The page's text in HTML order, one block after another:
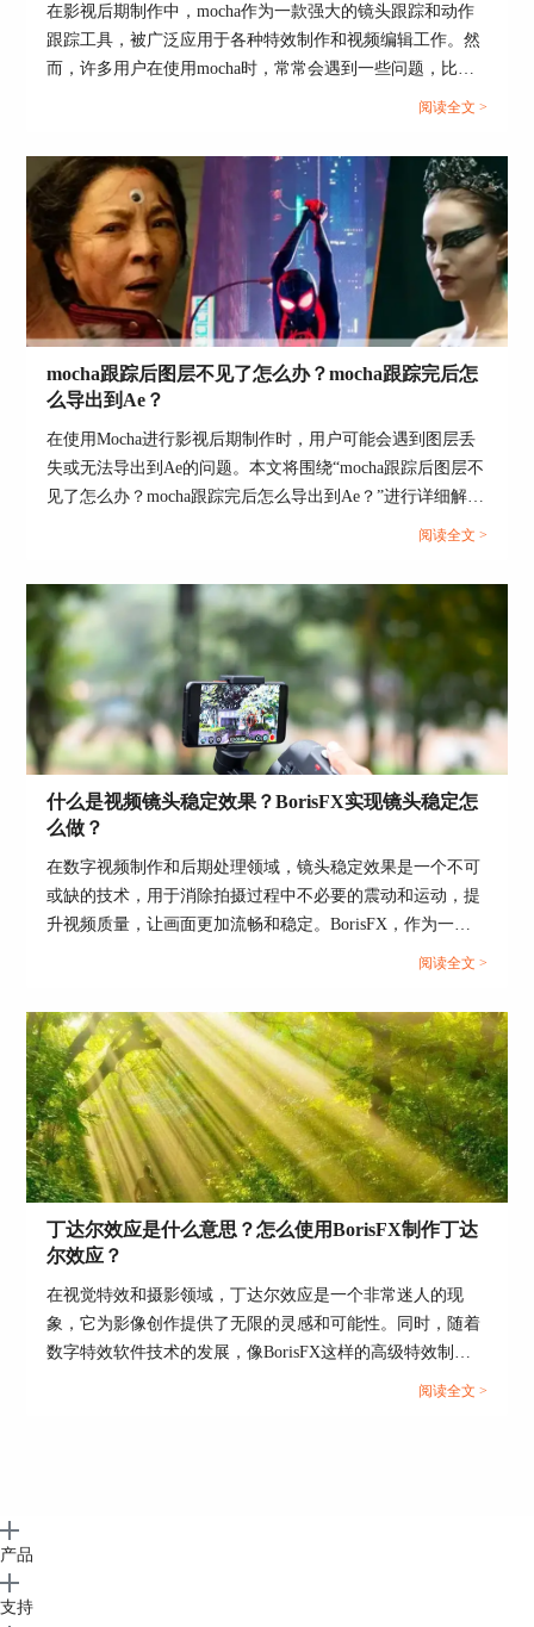
1、提高跟踪效果：在进行跟踪抠像时，请确保素
材的清晰度、对比度和光线等条件良好，以便于提
高跟踪效果。
2、调整抠像参数：在使用ROTO工具抠像时，可以
糊、羽化等。
3、创意合成：在进行威亚擦除合成时，尝试探索
不同的合成参数和技巧，以便于实现更具创意和视
觉冲击力的效果。
4、学习与实践：持续关注Boris FX Silhouette的官
方教程和实战案例，提高自己的技能水平。在实际
操作中积累经验，不断提高抠像和合成的效率和质
量。
总之，Boris FX Silhouette是非常优秀的ROTO威亚
擦除软件，它具有强大的跟踪和抠像功能，能够帮
助影视后期制作人员实现各种复杂的特效和后期处
理效果。在选择软件时，可以根据自己的需求和经
验进行选择，掌握其基本操作和工具的使用方法，
能够更好地应对各种制作和后期处理需求。
在影视后期制作中，mocha作为一款强大的镜头跟踪和动作
跟踪工具，被广泛应用于各种特效制作和视频编辑工作。然
而，许多用户在使用mocha时，常常会遇到一些问题，比如
如何导入视频文件，以及导入视频后画面太大该怎么解决。
序，以帮助用户更好地掌握这款工具的使用方法。...
阅读全文 >
mocha跟踪后图层不见了怎么办？mocha跟踪完后怎
么导出到Ae？
在使用Mocha进行影视后期制作时，用户可能会遇到图层丢
失或无法导出到Ae的问题。本文将围绕“mocha跟踪后图层不
见了怎么办？mocha跟踪完后怎么导出到Ae？”进行详细解
阅读全文 >
什么是视频镜头稳定效果？BorisFX实现镜头稳定怎
么做？
在数字视频制作和后期处理领域，镜头稳定效果是一个不可
或缺的技术，用于消除拍摄过程中不必要的震动和运动，提
升视频质量，让画面更加流畅和稳定。BorisFX，作为一款
高级的图像处理软件和视频特效插件，提供了强大的工具
觉效果。接下来，本文将详细介绍视频镜头稳定效果的重要
性，如何使用BorisFX实现镜头稳定，以及利用BorisFX给照
片添加光晕效果的方法。...
阅读全文 >
丁达尔效应是什么意思？怎么使用BorisFX制作丁达
尔效应？
在视觉特效和摄影领域，丁达尔效应是一个非常迷人的现
象，它为影像创作提供了无限的灵感和可能性。同时，随着
数字特效软件技术的发展，像BorisFX这样的高级特效制作
工具，使得在后期制作中实现丁达尔效应变得触手可及。本
阅读全文 >
产品
支持